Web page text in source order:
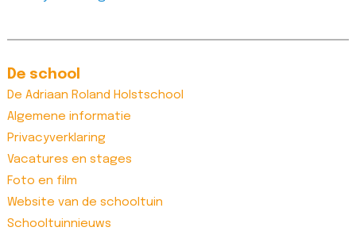
De school
De Adriaan Roland Holstschool
Algemene informatie
Privacyverklaring
Vacatures en stages
Foto en film
Website van de schooltuin
Schooltuinnieuws